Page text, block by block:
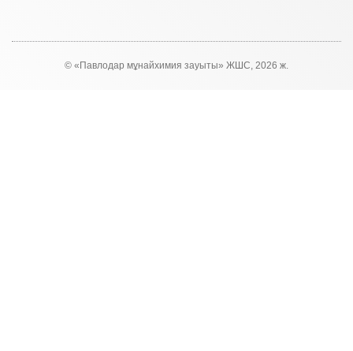
© «Павлодар мұнайхимия зауыты» ЖШС, 2026 ж.